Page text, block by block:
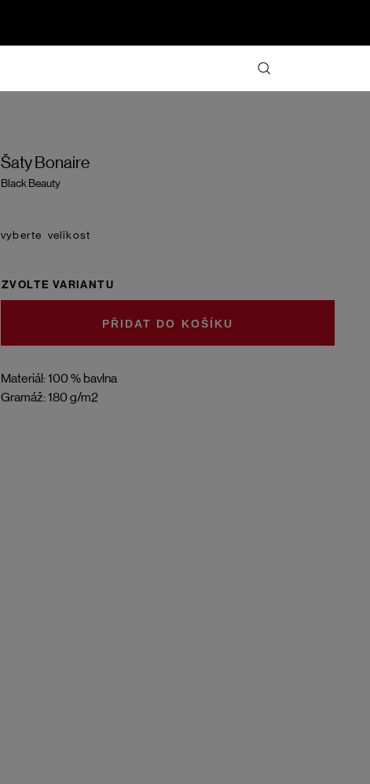
Šaty Bonaire
Black Beauty
Materiál: 100 % bavlna
Gramáž: 180 g/m2
velikost
ZVOLTE VARIANTU
DO KOŠÍKU